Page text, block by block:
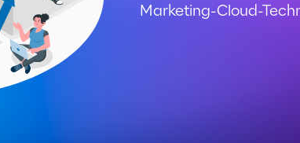
Marketing-Cloud-